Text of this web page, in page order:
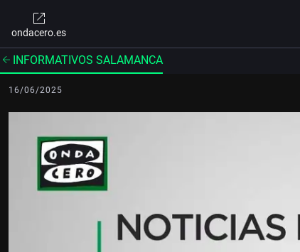
ondacero.es
INFORMATIVOS SALAMANCA
16/06/2025